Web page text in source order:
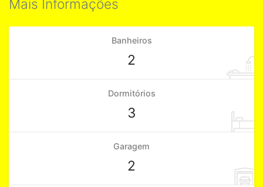
Mais Informações
Banheiros
2
Dormitórios
3
Garagem
2